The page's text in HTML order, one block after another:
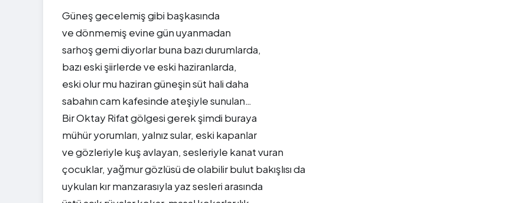
Güneş gecelemiş gibi başkasında
ve dönmemiş evine gün uyanmadan
sarhoş gemi diyorlar buna bazı durumlarda,
bazı eski şiirlerde ve eski haziranlarda,
eski olur mu haziran güneşin süt hali daha
sabahın cam kafesinde ateşiyle sunulan…
Bir Oktay Rifat gölgesi gerek şimdi buraya
mühür yorumları, yalnız sular, eski kapanlar
ve gözleriyle kuş avlayan, sesleriyle kanat vuran
çocuklar, yağmur gözlüsü de olabilir bulut bakışlısı da
uykuları kır manzarasıyla yaz sesleri arasında